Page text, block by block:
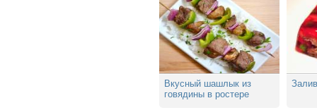
Вкусный шашлык из
говядины в ростере